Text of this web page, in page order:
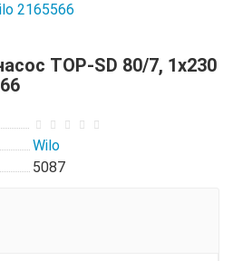
TOP-SD 80/7, 1х230
Wilo
5087